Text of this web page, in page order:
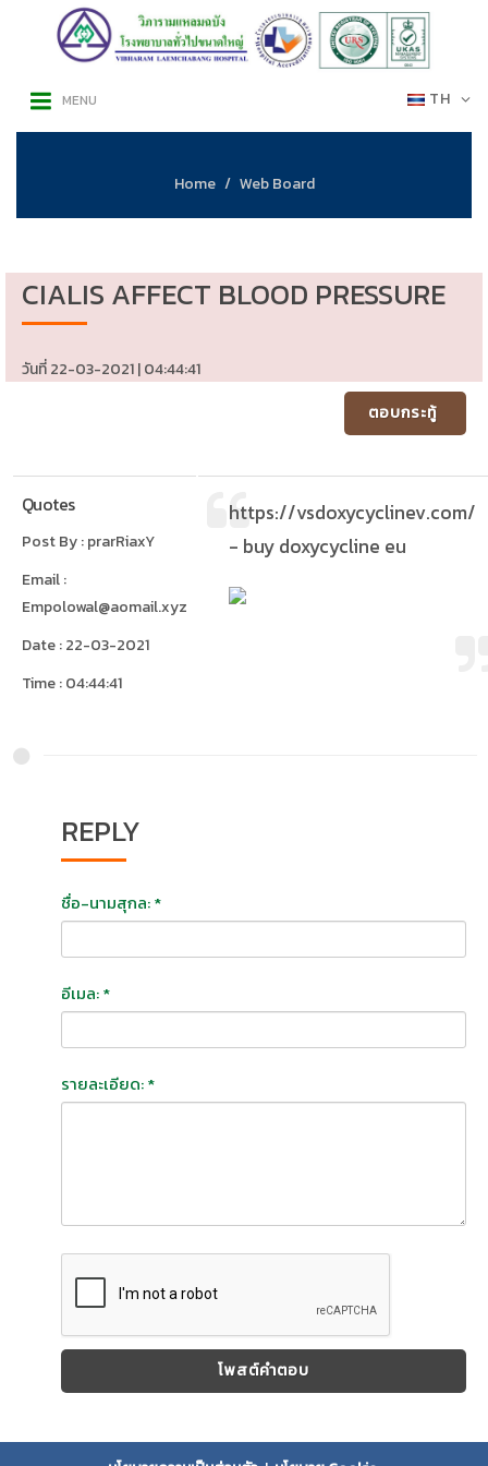
TH
MENU
Home Web Board
CIALIS AFFECT BLOOD PRESSURE
วันที่ 22-03-2021 | 04:44:41
ตอบกระทู้
Quotes
Post By : prarRiaxY
Email :
Empolowal@aomail.xyz
Date : 22-03-2021
Time : 04:44:41
https://vsdoxycyclinev.com/
- buy doxycycline eu
REPLY
ชื่อ-นามสุกล: *
อีเมล: *
รายละเอียด: *
โพสต์คำตอบ